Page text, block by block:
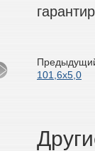
101,6х5,0